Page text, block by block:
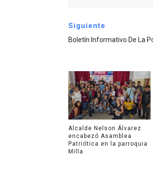
Siguiente
Boletín Informativo De La
Alcalde Nelson Álvarez
encabezó Asamblea
Patriótica en la parroquia
Milla